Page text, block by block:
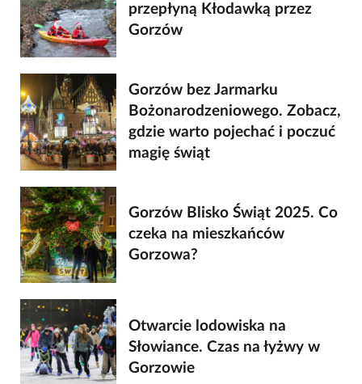
przepłyną Kłodawką przez
Gorzów
Gorzów bez Jarmarku
Bożonarodzeniowego. Zobacz,
gdzie warto pojechać i poczuć
magię świąt
Gorzów Blisko Świąt 2025. Co
czeka na mieszkańców
Gorzowa?
Otwarcie lodowiska na
Słowiance. Czas na łyżwy w
Gorzowie